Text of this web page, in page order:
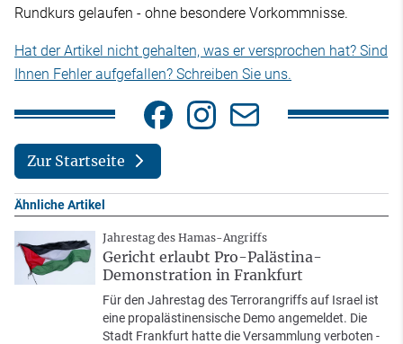
Rundkurs gelaufen - ohne besondere Vorkommnisse.
Hat der Artikel nicht gehalten, was er versprochen hat? Sind
Ihnen Fehler aufgefallen? Schreiben Sie uns.
Zur Startseite
Ähnliche Artikel
Jahrestag des Hamas-Angriffs
Gericht erlaubt Pro-Palästina-
Demonstration in Frankfurt
Für den Jahrestag des Terrorangriffs auf Israel ist
eine propalästinensische Demo angemeldet. Die
Stadt Frankfurt hatte die Versammlung verboten -